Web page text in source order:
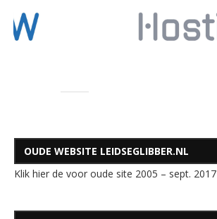
OUDE WEBSITE LEIDSEGLIBBER.NL
Klik hier de voor oude site 2005 – sept. 2017